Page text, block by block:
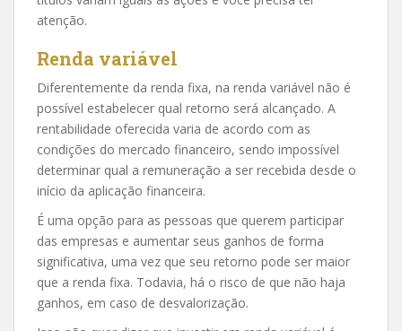
atenção.
Renda variável
Diferentemente da renda fixa, na renda variável não é
possível estabelecer qual retorno será alcançado. A
rentabilidade oferecida varia de acordo com as
condições do mercado financeiro, sendo impossível
determinar qual a remuneração a ser recebida desde o
início da aplicação financeira.
É uma opção para as pessoas que querem participar
das empresas e aumentar seus ganhos de forma
significativa, uma vez que seu retorno pode ser maior
que a renda fixa. Todavia, há o risco de que não haja
ganhos, em caso de desvalorização.